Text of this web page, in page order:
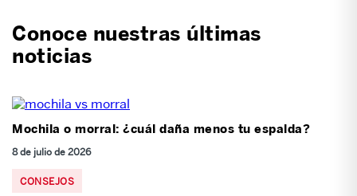
Conoce nuestras últimas
noticias
CONSEJOS
8 de julio de 2026
Mochila o morral: ¿cuál daña menos tu espalda?